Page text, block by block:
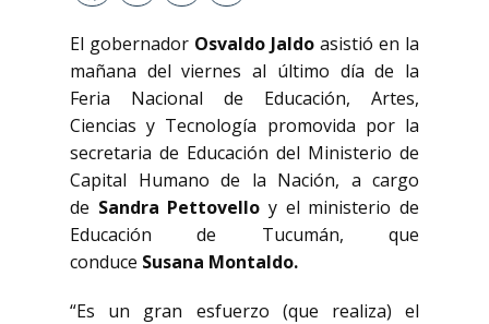
El gobernador Osvaldo Jaldo asistió en la
mañana del viernes al último día de la
Feria Nacional de Educación, Artes,
Ciencias y Tecnología promovida por la
secretaria de Educación del Ministerio de
Capital Humano de la Nación, a cargo
de Sandra Pettovello y el ministerio de
Educación de Tucumán, que
conduce Susana Montaldo.
“Es un gran esfuerzo (que realiza) el